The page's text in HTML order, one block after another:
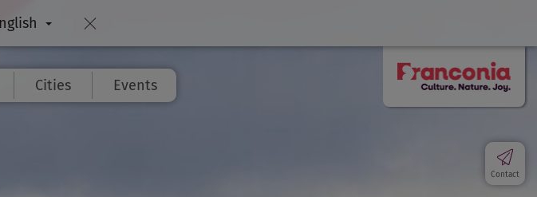
Cities Events
Contact